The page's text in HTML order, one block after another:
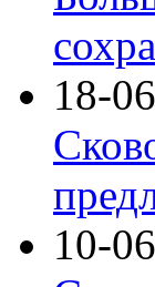
18-
10-